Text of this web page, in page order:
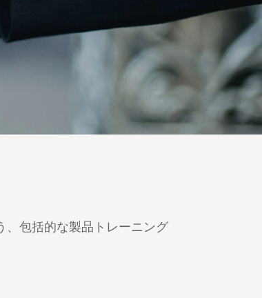
、包括的な製品トレーニング